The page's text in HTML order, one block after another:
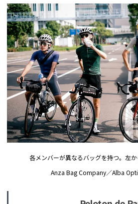
各メンバーが異なるバッグを持つ。左
Anza Bag Company／Alba